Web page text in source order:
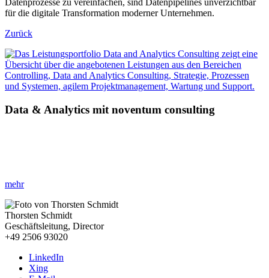
Datenprozesse zu vereinfachen, sind Datenpipelines unverzichtbar
für die digitale Transformation moderner Unternehmen.
Zurück
Data & Analytics mit noventum consulting
mehr
Thorsten Schmidt
Geschäftsleitung, Director
+49 2506 93020
LinkedIn
Xing